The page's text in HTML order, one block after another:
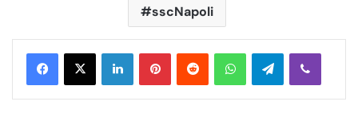
sscNapoli
WhatsApp Telegram